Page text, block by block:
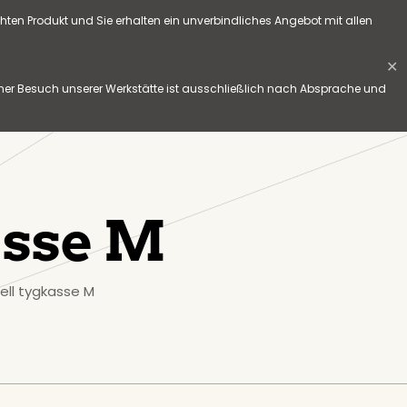
Produkt und Sie erhalten ein unverbindliches Angebot mit allen
Besuch unserer Werkstätte ist ausschließlich nach Absprache und
✕
M
tygkasse M